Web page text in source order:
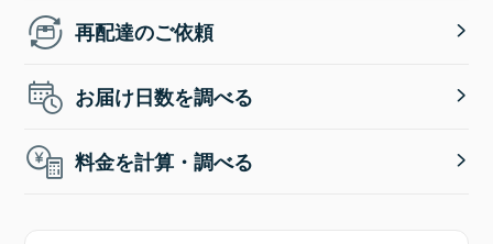
再配達のご依頼
お届け日数を調べる
料金を計算・調べる